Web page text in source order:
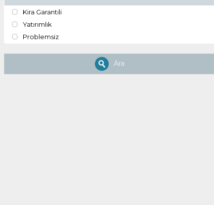
Kira Garantili
Yatırımlık
Problemsiz
Ara